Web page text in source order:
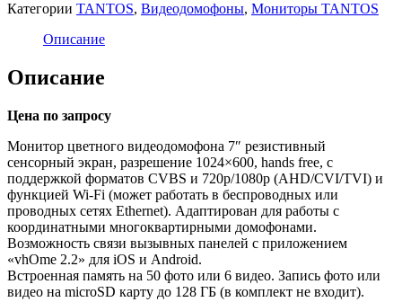
Категории TANTOS, Видеодомофоны, Мониторы TANTOS
Описание
Описание
Цена по запросу
Монитор цветного видеодомофона 7″ резистивный
сенсорный экран, разрешение 1024×600, hands free, с
поддержкой форматов CVBS и 720p/1080p (AHD/CVI/TVI) и
функцией Wi-Fi (может работать в беспроводных или
проводных сетях Ethernet). Адаптирован для работы с
координатными многоквартирными домофонами.
Возможность связи вызывных панелей с приложением
«vhOme 2.2» для iOS и Android.
Встроенная память на 50 фото или 6 видео. Запись фото или
видео на microSD карту до 128 ГБ (в комплект не входит).